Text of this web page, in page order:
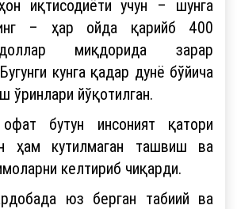
иқтисодиёти учун – шунга
– ҳар ойда қарийб 400
миқдорида зарар
кунга қадар дунё бўйича
ўринлари йўқотилган.
бутун инсоният қатори
ҳам кутилмаган ташвиш ва
келтириб чиқарди.
юз берган табиий ва